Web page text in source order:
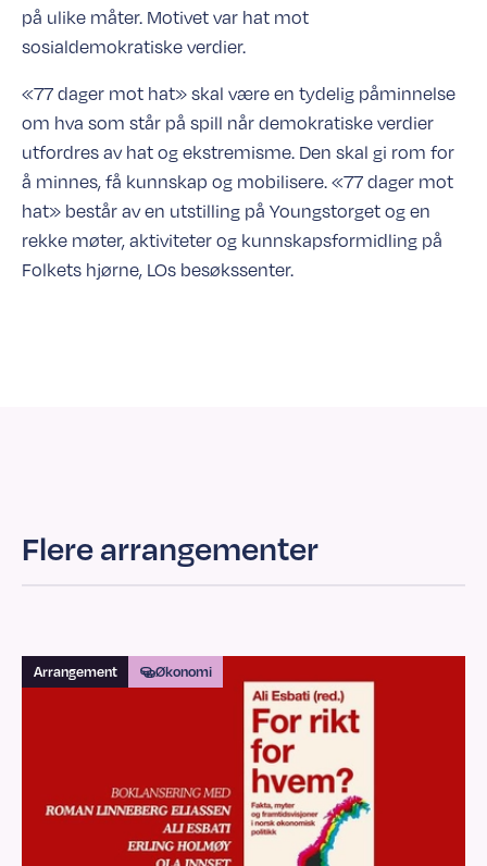
på ulike måter. Motivet var hat mot
sosialdemokratiske verdier.
«77 dager mot hat» skal være en tydelig påminnelse
om hva som står på spill når demokratiske verdier
utfordres av hat og ekstremisme. Den skal gi rom for
å minnes, få kunnskap og mobilisere. «77 dager mot
hat» består av en utstilling på Youngstorget og en
rekke møter, aktiviteter og kunnskapsformidling på
Folkets hjørne, LOs besøkssenter.
Flere arrangementer
Arrangement Økonomi